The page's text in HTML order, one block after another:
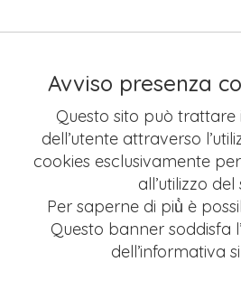
Avviso presenza
Questo sito può trattare
dell’utente attraverso
cookies esclusivamente
all’utilizzo del
Per saperne di più̀ è
Questo banner soddisfa
dell’informativa